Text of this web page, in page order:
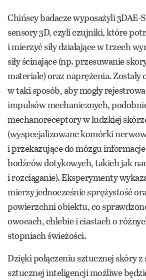
Chińscy badacze wyposażyli 3DAE-
sensory 3D, czyli czujniki, które
i mierzyć siły działające w trzech
siły ścinające (np. przesuwanie
materiale) oraz naprężenia. Zostały
w taki sposób, aby mogły
impulsów mechanicznych,
mechanoreceptory w ludzkiej
(wyspecjalizowane komórki
i przekazujące do mózgu
bodźców dotykowych, takich jak
i rozciąganie). Eksperymenty
mierzy jednocześnie sprężystość
powierzchni obiektu, co
owocach, chlebie i ciastach o
stopniach świeżości.
Dzięki połączeniu sztucznej skóry
sztucznej inteligencji możliwe